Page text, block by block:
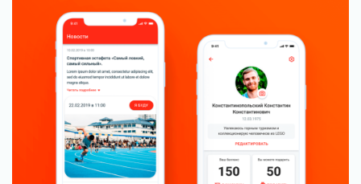
Снизили отток персонала на производстве и
повысили вовлеченность